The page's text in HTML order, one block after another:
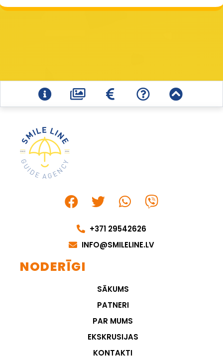
+371 29542626
INFO@SMILELINE.LV
NODERĪGI
SĀKUMS
PATNERI
PAR MUMS
EKSKRUSIJAS
KONTAKTI